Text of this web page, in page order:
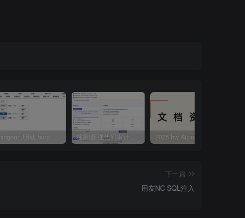
mingdon 明动 burp插件0.2.6版本 本地时间校验去除版 独家!超强代码审计工具上线！免费会员等你来嫖！
下一篇
用友NC SQL注入